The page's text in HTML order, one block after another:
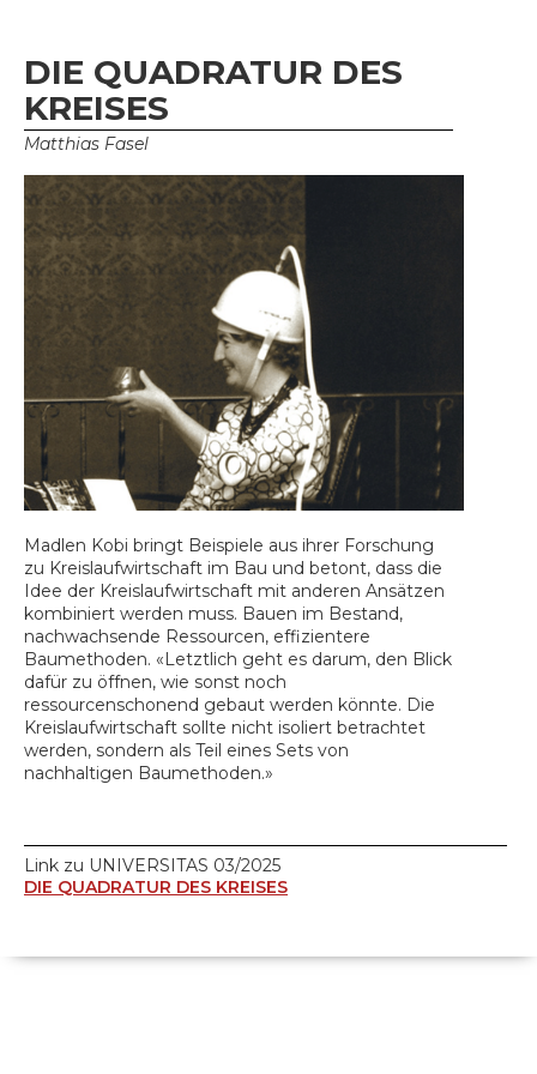
DIE QUADRATUR DES
KREISES
Matthias Fasel
Madlen Kobi bringt Beispiele aus ihrer Forschung
zu Kreislaufwirtschaft im Bau und betont, dass die
Idee der Kreislaufwirtschaft mit anderen Ansätzen
kombiniert werden muss. Bauen im Bestand,
nachwachsende Ressourcen, effizientere
Baumethoden. «Letztlich geht es darum, den Blick
dafür zu öffnen, wie sonst noch
ressourcenschonend gebaut werden könnte. Die
Kreislaufwirtschaft sollte nicht isoliert betrachtet
werden, sondern als Teil eines Sets von
nachhaltigen Baumethoden.»
Link zu UNIVERSITAS 03/2025
DIE QUADRATUR DES KREISES